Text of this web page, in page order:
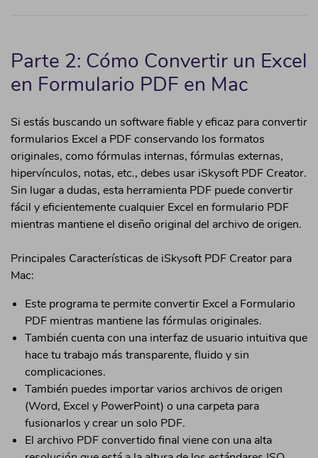
Parte 2: Cómo Convertir un Excel
en Formulario PDF en Mac
Si estás buscando un software fiable y eficaz para convertir
formularios Excel a PDF conservando los formatos
originales, como fórmulas internas, fórmulas externas,
hipervínculos, notas, etc., debes usar iSkysoft PDF Creator.
Sin lugar a dudas, esta herramienta PDF puede convertir
fácil y eficientemente cualquier Excel en formulario PDF
mientras mantiene el diseño original del archivo de origen.
Principales Características de iSkysoft PDF Creator para
Mac:
Este programa te permite convertir Excel a Formulario
PDF mientras mantiene las fórmulas originales.
También cuenta con una interfaz de usuario intuitiva que
hace tu trabajo más transparente, fluido y sin
complicaciones.
También puedes importar varios archivos de origen
(Word, Excel y PowerPoint) o una carpeta para
fusionarlos y crear un solo PDF.
El archivo PDF convertido final viene con una alta